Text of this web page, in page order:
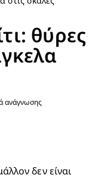
θύρες
ανάγνωσης
δεν είναι